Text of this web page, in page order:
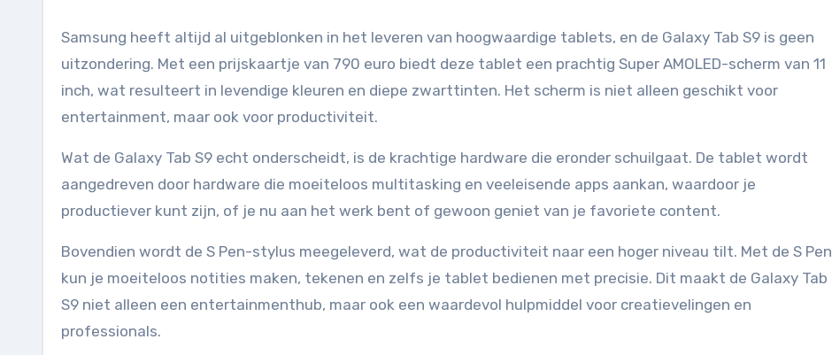
Samsung heeft altijd al uitgeblonken in het leveren van hoogwaardige tablets, en de Galaxy Tab S9 is geen
uitzondering. Met een prijskaartje van 790 euro biedt deze tablet een prachtig Super AMOLED-scherm van 11
inch, wat resulteert in levendige kleuren en diepe zwarttinten. Het scherm is niet alleen geschikt voor
entertainment, maar ook voor productiviteit.
Wat de Galaxy Tab S9 echt onderscheidt, is de krachtige hardware die eronder schuilgaat. De tablet wordt
aangedreven door hardware die moeiteloos multitasking en veeleisende apps aankan, waardoor je
productiever kunt zijn, of je nu aan het werk bent of gewoon geniet van je favoriete content.
Bovendien wordt de S Pen-stylus meegeleverd, wat de productiviteit naar een hoger niveau tilt. Met de S Pen
kun je moeiteloos notities maken, tekenen en zelfs je tablet bedienen met precisie. Dit maakt de Galaxy Tab
S9 niet alleen een entertainmenthub, maar ook een waardevol hulpmiddel voor creatievelingen en
professionals.